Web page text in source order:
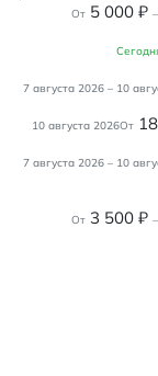
От 5 000 ₽ –
7 августа 2026 – 10
10 августа 2026От
7 августа 2026 – 10
От 3 500 ₽ –